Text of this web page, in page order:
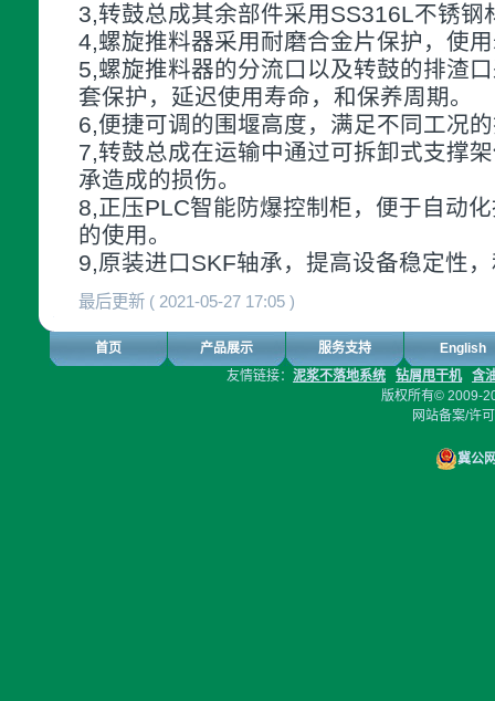
3,转鼓总成其余部件采用SS316L不锈钢
4,螺旋推料器采用耐磨合金片保护，使
5,螺旋推料器的分流口以及转鼓的排渣
套保护，延迟使用寿命，和保养周期。
6,便捷可调的围堰高度，满足不同工况
7,转鼓总成在运输中通过可拆卸式支撑
承造成的损伤。
8,正压PLC智能防爆控制柜，便于自动
的使用。
9,原装进口SKF轴承，提高设备稳定性
最后更新 ( 2021-05-27 17:05 )
首页 产品展示 服务支持
English
友情链接： 泥浆不落地系统 钻屑甩干机
含
版权所有© 2009-
网站备案/许
冀公